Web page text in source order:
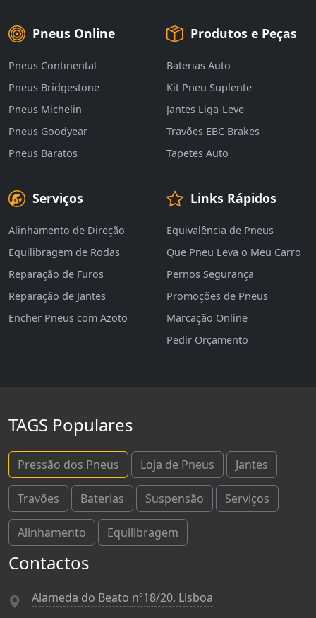
Pneus Online
Pneus Continental
Pneus Bridgestone
Pneus Michelin
Pneus Goodyear
Pneus Baratos
Produtos e Peças
Baterias Auto
Kit Pneu Suplente
Jantes Liga-Leve
Travões EBC Brakes
Tapetes Auto
Serviços
Alinhamento de Direção
Equilibragem de Rodas
Reparação de Furos
Reparação de Jantes
Encher Pneus com Azoto
Links Rápidos
Equivalência de Pneus
Que Pneu Leva o Meu Carro
Pernos Segurança
Promoções de Pneus
Marcação Online
Pedir Orçamento
TAGS Populares
Pressão dos Pneus Loja de Pneus Jantes
Travões Baterias Suspensão Serviços
Alinhamento Equilibragem
Contactos
Alameda do Beato nº18/20, Lisboa